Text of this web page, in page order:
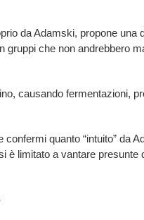
da Adamski, propone una
gruppi che non andrebbero
causando fermentazioni,
quanto “intuito” da
è limitato a vantare presunte